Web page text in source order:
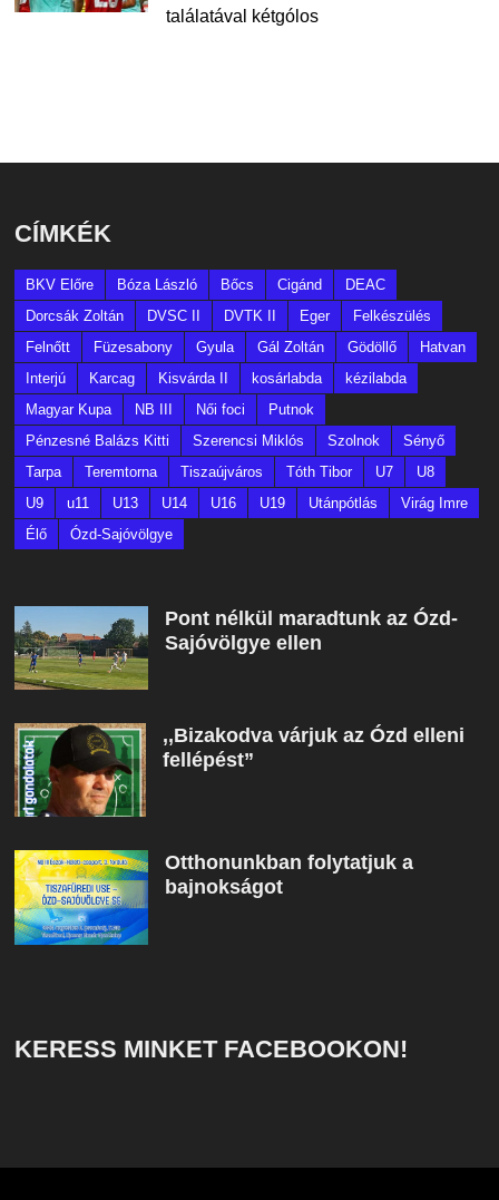
találatával kétgólos
CÍMKÉK
BKV Előre Bóza László Bőcs Cigánd
DEAC
Dorcsák Zoltán
DVSC II DVTK II Eger
Felkészülés
Felnőtt
Füzesabony Gyula Gál Zoltán Gödöllő
Hatvan
Interjú
Karcag Kisvárda II kosárlabda
kézilabda
Magyar Kupa
NB III Női foci
Putnok
Pénzesné Balázs Kitti
Szerencsi Miklós Szolnok
Sényő
Tarpa
Teremtorna Tiszaújváros Tóth Tibor U7
U8
U9
u11 U13 U14 U16 U19 Utánpótlás
Virág Imre
Élő
Ózd-Sajóvölgye
Pont nélkül maradtunk az Ózd-
Sajóvölgye ellen
,,Bizakodva várjuk az Ózd elleni
fellépést”
Otthonunkban folytatjuk a
bajnokságot
KERESS MINKET FACEBOOKON!